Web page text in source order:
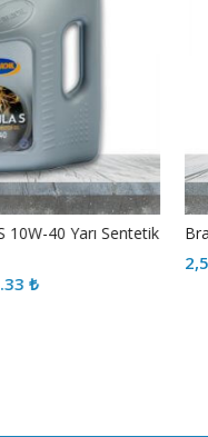
Yarı Sentetik
Brava